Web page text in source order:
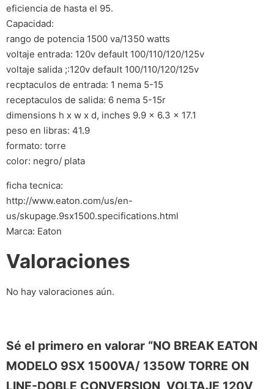
eficiencia de hasta el 95.
Capacidad:
rango de potencia 1500 va/1350 watts
voltaje entrada: 120v default 100/110/120/125v
voltaje salida ;:120v default 100/110/120/125v
recptaculos de entrada: 1 nema 5-15
receptaculos de salida: 6 nema 5-15r
dimensions h x w x d, inches 9.9 x 6.3 x 17.1
peso en libras: 41.9
formato: torre
color: negro/ plata
ficha tecnica:
http://www.eaton.com/us/en-
us/skupage.9sx1500.specifications.html
Marca: Eaton
Valoraciones
No hay valoraciones aún.
Sé el primero en valorar “NO BREAK EATON
MODELO 9SX 1500VA/ 1350W TORRE ON